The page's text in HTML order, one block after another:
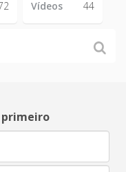
Vídeos 44
primeiro